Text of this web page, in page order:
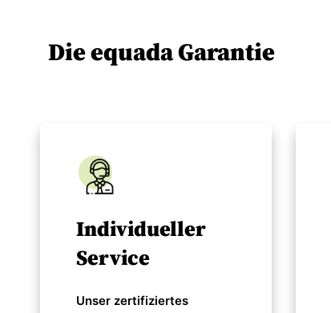
Die equada Garantie
Individueller
Service
Unser zertifiziertes